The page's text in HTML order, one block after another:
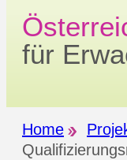
für
Home